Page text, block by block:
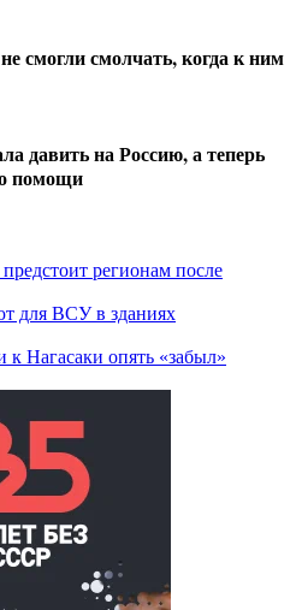
смогли смолчать, когда к ним
давить на Россию, а теперь
помощи
регионам после
для ВСУ в зданиях
Нагасаки опять «забыл»